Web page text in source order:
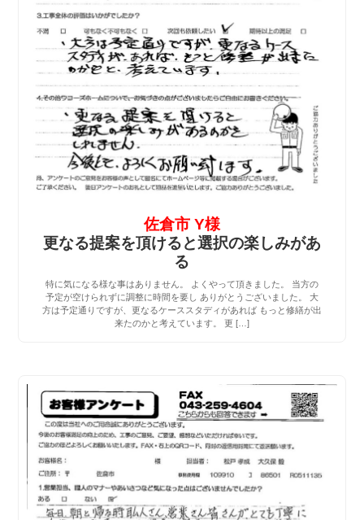
佐倉市 Y様
更なる提案を頂けると選択の楽しみがあ
る
特に気になる様な事はありません。 よくやって頂きました。 当方の
予定が空けられずに調整に時間を要し ありがとうございました。 大
方は予定通りですが、更なるケーススタディがあれば もっと修繕が出
来たのかと考えています。 更 […]